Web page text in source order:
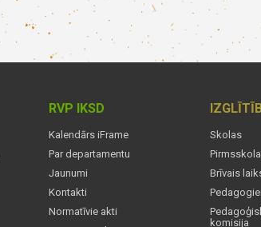
RVP IKSD
Kalendārs iFrame
Par departamentu
Jaunumi
Kontakti
Normatīvie akti
Skolas
Brīvais
komisija